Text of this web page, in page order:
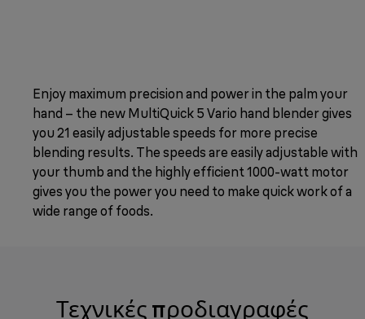
Enjoy maximum precision and power in the palm your
hand – the new MultiQuick 5 Vario hand blender gives
you 21 easily adjustable speeds for more precise
blending results. The speeds are easily adjustable with
your thumb and the highly efficient 1000-watt motor
gives you the power you need to make quick work of a
wide range of foods.
Τεχνικές προδιαγραφές